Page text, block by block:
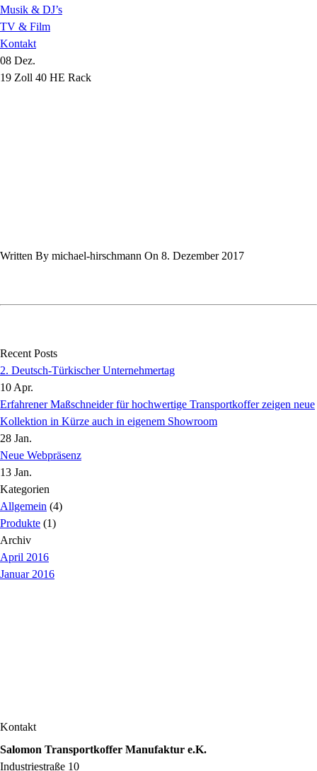
Musik & DJ’s
TV & Film
Kontakt
08 Dez.
19 Zoll 40 HE Rack
Written By michael-hirschmann On 8. Dezember 2017
Recent Posts
2. Deutsch-Türkischer Unternehmertag
10 Apr.
Erfahrener Maßschneider für hochwertige Transportkoffer zeigen neue
Kollektion in Kürze auch in eigenem Showroom
28 Jan.
Neue Webpräsenz
13 Jan.
Kategorien
Allgemein (4)
Produkte (1)
Archiv
April 2016
Januar 2016
Kontakt
Salomon Transportkoffer Manufaktur e.K.
Industriestraße 10